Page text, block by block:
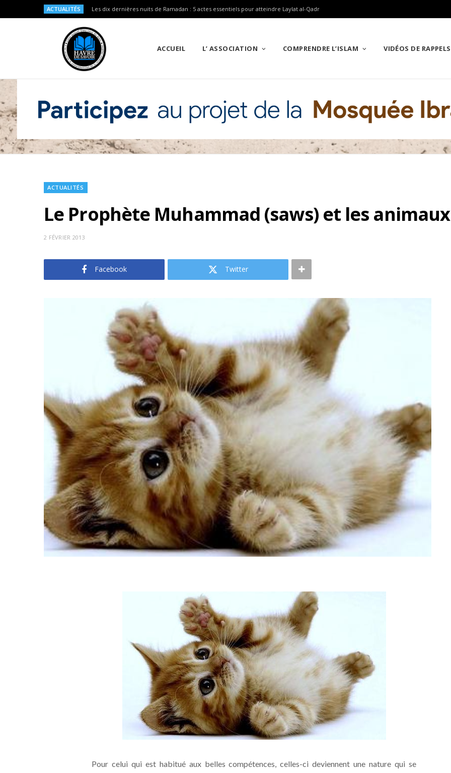
ACTUALITÉS Les dix dernières nuits de Ramadan : 5 actes essentiels pour atteindre Laylat al-Qadr
ACCUEIL L’ ASSOCIATION COMPRENDRE L’ISLAM VIDÉOS DE RAPPELS
ACTUALITÉS
Le Prophète Muhammad (saws) et les animaux
2 FÉVRIER 2013
Facebook Twitter
Pour celui qui est habitué aux belles compétences, celles-ci deviennent une nature qui se